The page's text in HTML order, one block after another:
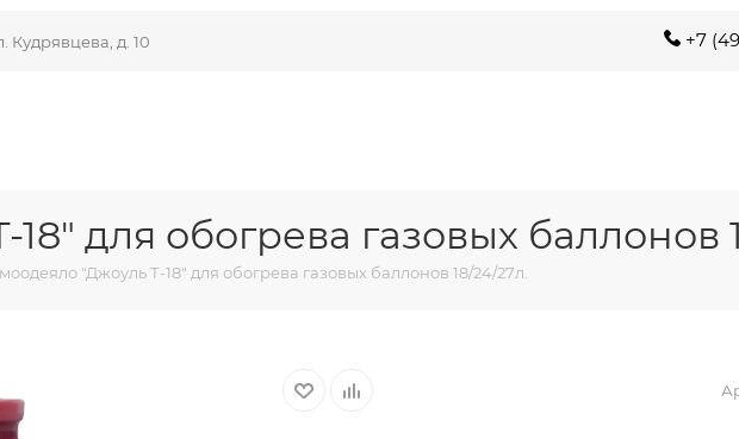
Кудрявцева, д. 10 +7
для обогрева газовых баллонов
"Джоуль Т-18" для обогрева газовых баллонов 18/24/27л.